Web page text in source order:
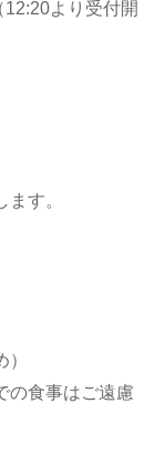
より受付開
す。
の食事はご遠慮